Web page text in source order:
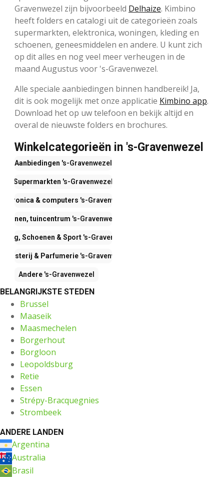
Gravenwezel zijn bijvoorbeeld Delhaize. Kimbino
heeft folders en catalogi uit de categorieën zoals
supermarkten, elektronica, woningen, kleding en
schoenen, geneesmiddelen en andere. U kunt zich
op dit alles en nog veel meer verheugen in de
maand Augustus voor 's-Gravenwezel.
Alle speciale aanbiedingen binnen handbereik! Ja,
dit is ook mogelijk met onze applicatie Kimbino app.
Download het op uw telefoon en bekijk altijd en
overal de nieuwste folders en brochures.
Winkelcategorieën in 's-Gravenwezel
Aanbiedingen 's-Gravenwezel
Supermarkten 's-Gravenwezel
& computers 's-Gravenwezel
Wonen, tuincentrum 's-Gravenwezel
Schoenen & Sport 's-Gravenwezel
& Parfumerie 's-Gravenwezel
Andere 's-Gravenwezel
BELANGRIJKSTE STEDEN
Brussel
Maaseik
Maasmechelen
Borgerhout
Borgloon
Leopoldsburg
Retie
Essen
Strépy-Bracquegnies
Strombeek
ANDERE LANDEN
Argentina
Australia
Brasil